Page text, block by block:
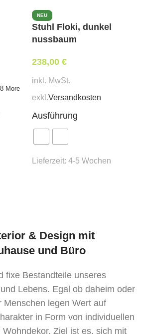
More
NEU
Stuhl Floki, dunkel
nussbaum
238,00 €
inkl. MwSt.
exkl.Versandkosten
Ausführung
Lieferzeit: 4-5 Wochen
& Design mit
und Büro
fixe Bestandteile unseres
Lebens. Egal ob daheim oder
Menschen legen Wert auf
in Form von individuellen
Ziel ist es, sich mit